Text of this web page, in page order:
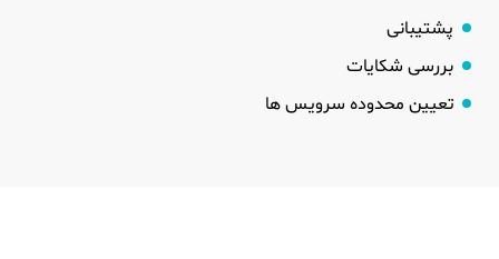
پشتیبانی
بررسی شکایات
تعیین محدوده سرویس ها